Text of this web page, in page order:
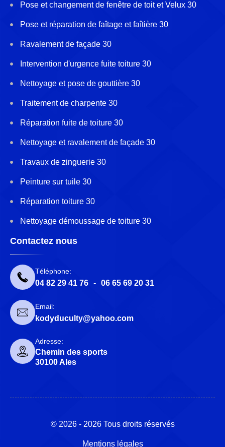
Pose et changement de fenêtre de toit et Velux 30
Pose et réparation de faîtage et faîtière 30
Ravalement de façade 30
Intervention d'urgence fuite toiture 30
Nettoyage et pose de gouttière 30
Traitement de charpente 30
Réparation fuite de toiture 30
Nettoyage et ravalement de façade 30
Travaux de zinguerie 30
Peinture sur tuile 30
Réparation toiture 30
Nettoyage démoussage de toiture 30
Contactez nous
Téléphone:
04 82 29 41 76 - 06 65 69 20 31
Email:
kodyduculty@yahoo.com
Adresse:
Chemin des sports
30100 Ales
© 2026 - 2026 Tous droits réservés
Mentions légales